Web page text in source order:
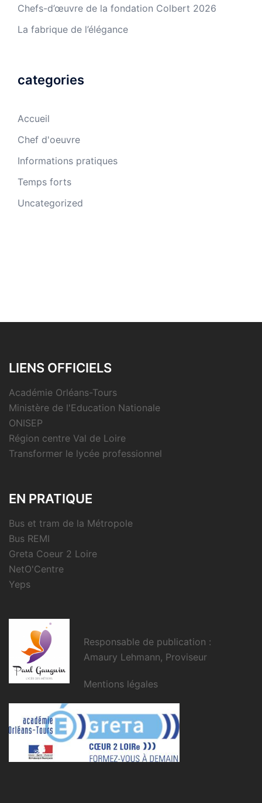
Chefs-d’œuvre de la fondation Colbert 2026
La fabrique de l’élégance
categories
Accueil
Chef d'oeuvre
Informations pratiques
Temps forts
Uncategorized
LIENS OFFICIELS
Académie Orléans-Tours
Ministère de l'Education Nationale
ONISEP
Région centre Val de Loire
Transformer le lycée professionnel
EN PRATIQUE
Bus et tram de la Métropole
Bus REMI
Greta Coeur 2 Loire
NetO'Centre
Yeps
Responsable de publication :
Amaury Lehmann, Proviseur
Mentions légales